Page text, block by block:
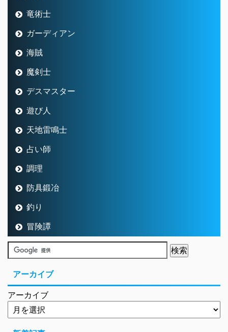
竜術士
ガーディアン
海賊
魔剣士
デスマスター
遊び人
天地雷鳴士
占い師
調理
防具鍛冶
釣り
冒険譚
アーカイブ
アーカイブ